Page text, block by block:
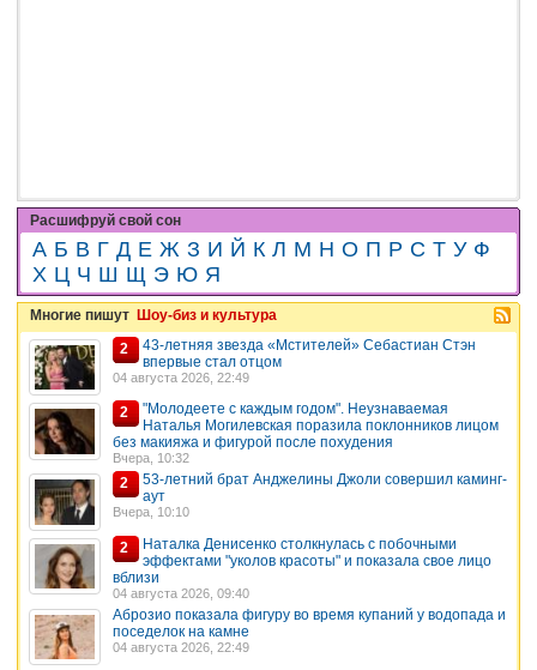
Расшифруй свой сон
А Б В Г Д Е Ж З И Й К Л М Н О П Р С Т У Ф
Х Ц Ч Ш Щ Э Ю Я
Многие пишут Шоу-биз и культура
2
43-летняя звезда «Мстителей» Себастиан Стэн
впервые стал отцом
04 августа 2026, 22:49
2
"Молодеете с каждым годом". Неузнаваемая
Наталья Могилевская поразила поклонников лицом
без макияжа и фигурой после похудения
Вчера, 10:32
2
53-летний брат Анджелины Джоли совершил каминг-
аут
Вчера, 10:10
2
Наталка Денисенко столкнулась с побочными
эффектами "уколов красоты" и показала свое лицо
вблизи
04 августа 2026, 09:40
Аброзио показала фигуру во время купаний у водопада и
поседелок на камне
04 августа 2026, 22:49